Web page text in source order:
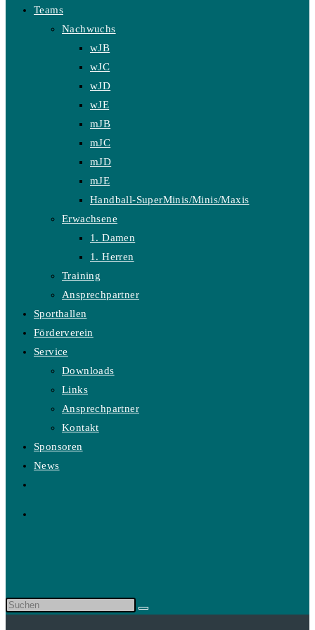
Teams
Nachwuchs
wJB
wJC
wJD
wJE
mJB
mJC
mJD
mJE
Handball-SuperMinis/Minis/Maxis
Erwachsene
1. Damen
1. Herren
Training
Ansprechpartner
Sporthallen
Förderverein
Service
Downloads
Links
Ansprechpartner
Kontakt
Sponsoren
News
Diese